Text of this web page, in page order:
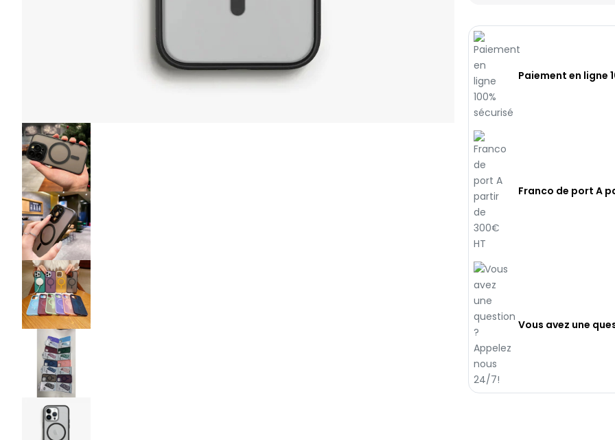
Paiement en ligne
Franco de port A
Vous avez une